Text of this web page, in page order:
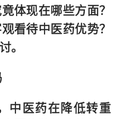
体现在哪些方面？
看待中医药优势？
。
中医药在降低转重